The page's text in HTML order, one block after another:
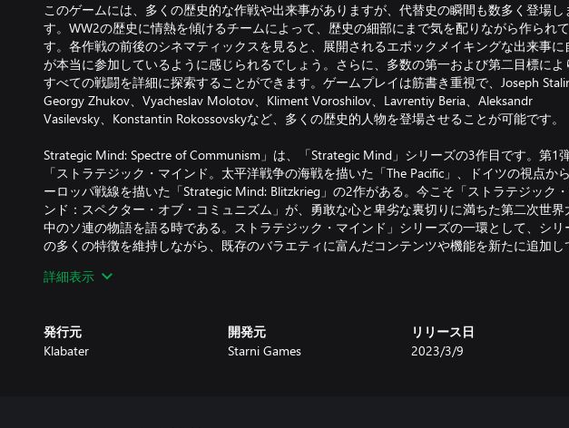
このゲームには、多くの歴史的な作戦や出来事がありますが、代替史の瞬間も数多く登場し
す。WW2の歴史に情熱を傾けるチームによって、歴史の細部にまで気を配りながら作られ
す。各作戦の前後のシネマティックスを見ると、展開されるエポックメイキングな出来事に
が本当に参加しているように感じられるでしょう。さらに、多数の第一および第二目標によ
すべての戦闘を詳細に探索することができます。ゲームプレイは筋書き重視で、Joseph Stalin
Georgy Zhukov、Vyacheslav Molotov、Kliment Voroshilov、Lavrentiy Beria、Aleksandr
Vasilevsky、Konstantin Rokossovskyなど、多くの歴史的人物を登場させることが可能です。
Strategic Mind: Spectre of Communism」は、「Strategic Mind」シリーズの3作目です。第1
「ストラテジック・マインド。太平洋戦争の海戦を描いた「The Pacific」、ドイツの視点か
ーロッパ戦線を描いた「Strategic Mind: Blitzkrieg」の2作がある。今こそ「ストラテジック
ンド：スペクター・オブ・コミュニズム」が、勇敢な心と卑劣な裏切りに満ちた第二次世界
中のソ連の物語を語る時である。ストラテジック・マインド」シリーズの一環として、シリ
の多くの特徴を維持しながら、既存のバラエティに富んだコンテンツや機能を新たに追加し
詳細表示
発行元
Klabater
開発元
Starni Games
リリース日
2023/3/9